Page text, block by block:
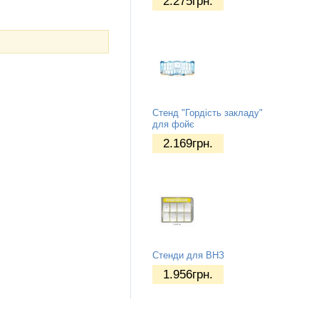
Стенд "Гордість закладу"
для фойє
2.169грн.
Стенди для ВНЗ
1.956грн.